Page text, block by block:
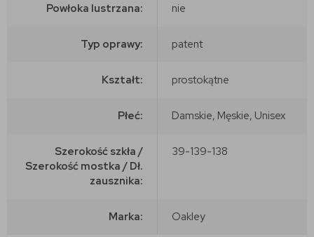
Powłoka lustrzana: nie
Typ oprawy: patent
Kształt: prostokątne
Płeć: Damskie, Męskie, Unisex
Szerokość szkła /
Szerokość mostka / Dł.
zausznika:
39-139-138
Marka: Oakley